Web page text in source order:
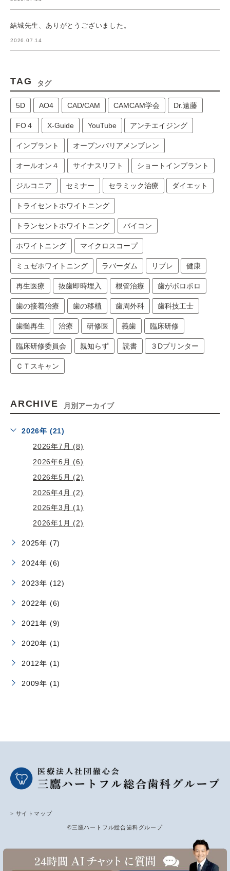
結城先生、ありがとうございました。
2026.07.14
TAG タグ
5D AO4 CAD/CAM CAMCAM学会 Dr.遠藤
FO４ X-Guide YouTube アンチエイジング
インプラント オープンバリアメンブレン
オールオン４ サイナスリフト ショートインプラント
ジルコニア セミナー セラミック治療 ダイエット
トライセントホワイトニング
トランセントホワイトニング バイコン
ホワイトニング マイクロスコープ
ミュゼホワイトニング ラバーダム リブレ 健康
再生医療 抜歯即時埋入 根管治療 歯がボロボロ
歯の接着治療 歯の移植 歯周外科 歯科技工士
歯髄再生 治療 研修医 義歯 臨床研修
臨床研修委員会 親知らず 読書 ３Dプリンター
ＣＴスキャン
ARCHIVE 月別アーカイブ
2026年 (21)
2026年7月 (8)
2026年6月 (6)
2026年5月 (2)
2026年4月 (2)
2026年3月 (1)
2026年1月 (2)
2025年 (7)
2024年 (6)
2023年 (12)
2022年 (6)
2021年 (9)
2020年 (1)
2012年 (1)
2009年 (1)
> サイトマップ
©三鷹ハートフル総合歯科グループ